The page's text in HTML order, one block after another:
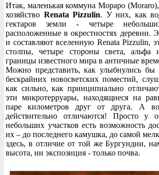
Итак, маленькая коммуна Мораро (Moraro),
хозяйство Renata Pizzulin. У них, как
гектаров земли - четыре
расположенные в окрестностях деревни.
и составляют вселенную Renata Pizzulin,
столпы, четыре стороны света, альфа
границы известного мира в античные
Можно представить, как улыбнулись бы
бескрайних новосветских поместий,
как сильно, как принципиально
эти микротерруары, находящиеся на
паре километров друг от друга. А
действительно отличаются! Просто у
небольших участков есть возможность
их – до последнего камушка, до самой
здесь, в отличие от той же Бургундии,
высота, ни экспозиция - только почва.